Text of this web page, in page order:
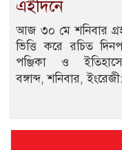
এইদিনে
আজ ৩০ মে শনিবার
ভিত্তি করে রচিত
পঞ্জিকা ও
বঙ্গাব্দ, শনিবার,